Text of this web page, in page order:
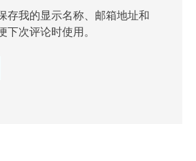
存我的显示名称、邮箱地址和
下次评论时使用。